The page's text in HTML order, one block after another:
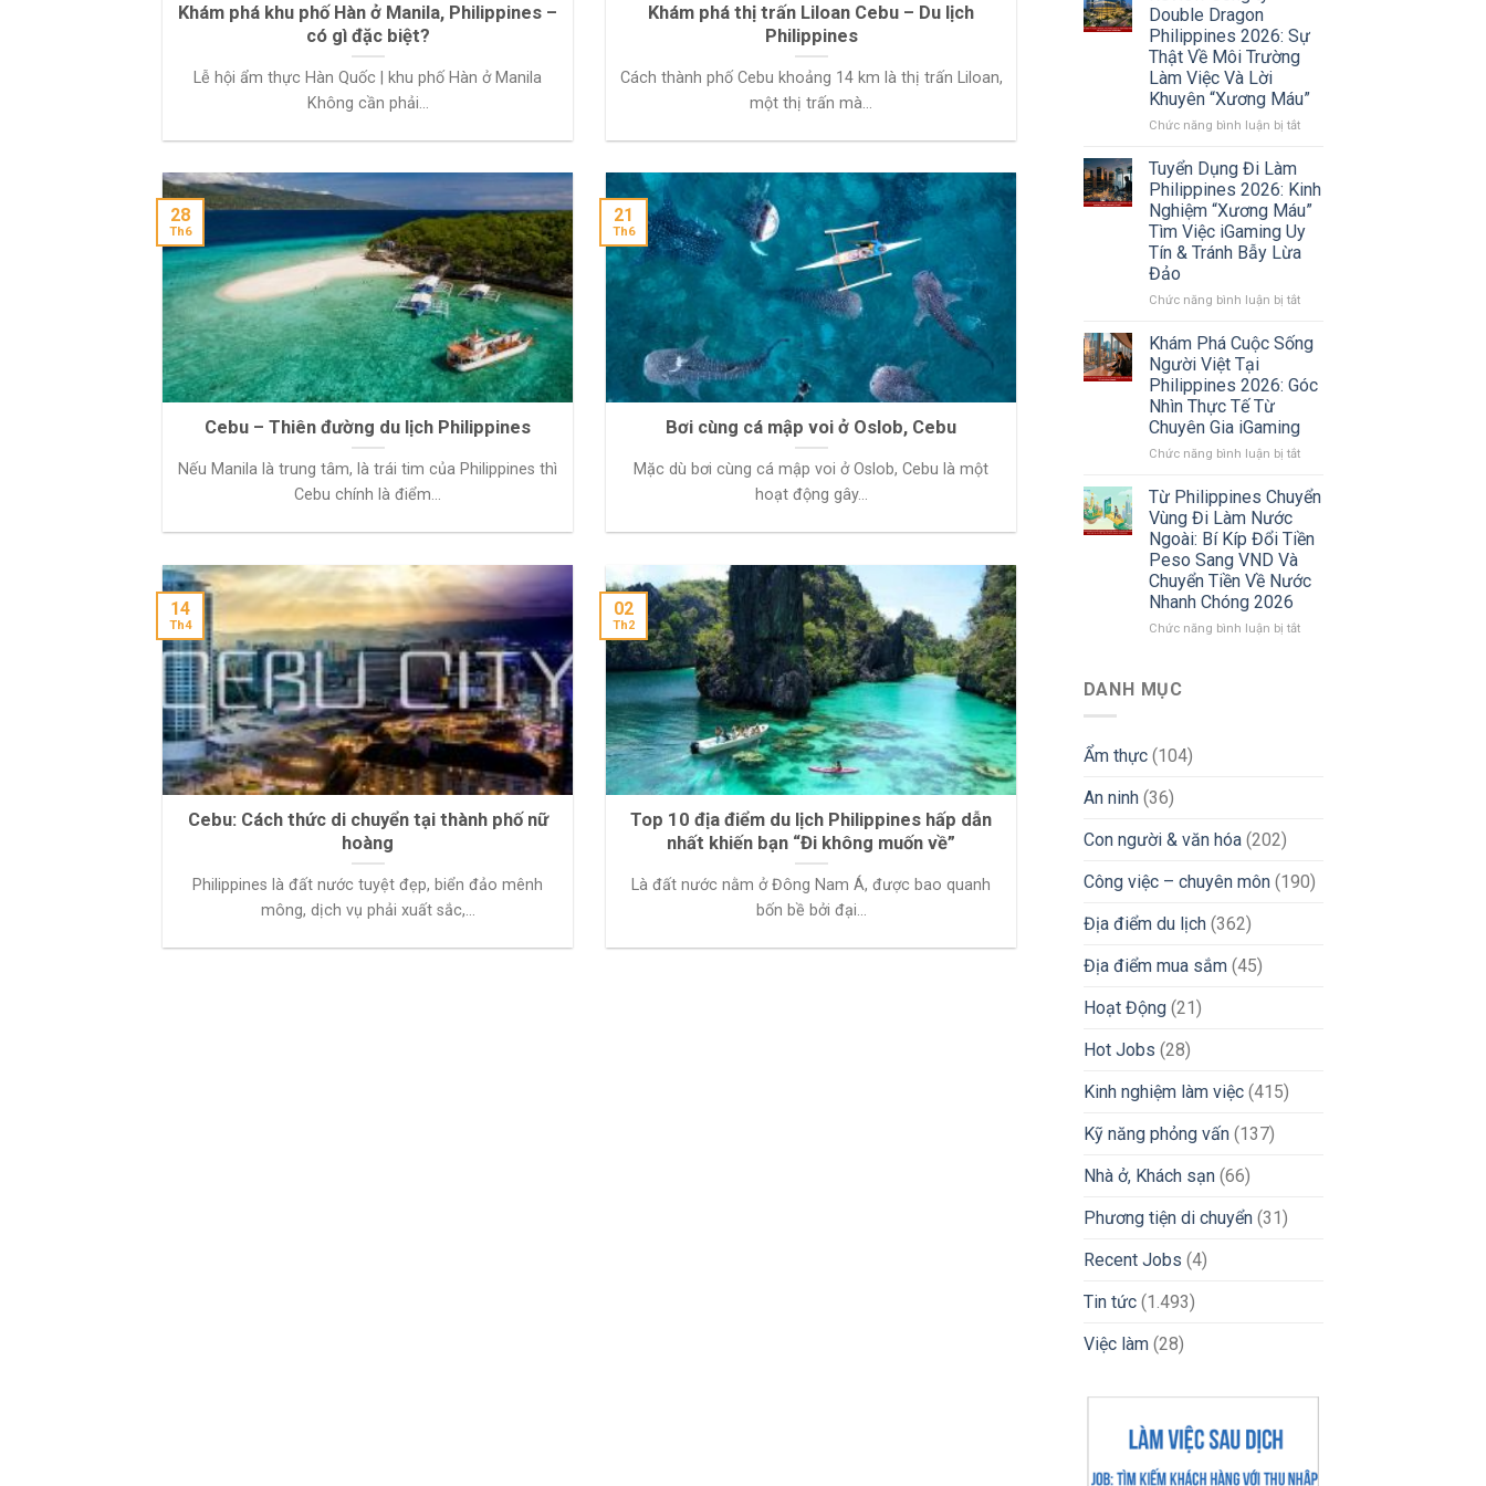
Khám phá khu phố Hàn ở Manila, Philippines –
có gì đặc biệt?
Lễ hội ẩm thực Hàn Quốc | khu phố Hàn ở Manila
Không cần phải...
Khám phá thị trấn Liloan Cebu – Du lịch
Philippines
Cách thành phố Cebu khoảng 14 km là thị trấn Liloan,
một thị trấn mà...
Cebu – Thiên đường du lịch Philippines
Nếu Manila là trung tâm, là trái tim của Philippines thì
Cebu chính là điểm...
28
Th6
Bơi cùng cá mập voi ở Oslob, Cebu
Mặc dù bơi cùng cá mập voi ở Oslob, Cebu là một
hoạt động gây...
21
Th6
Cebu: Cách thức di chuyển tại thành phố nữ
hoàng
Philippines là đất nước tuyệt đẹp, biển đảo mênh
mông, dịch vụ phải xuất sắc,...
14
Th4
Top 10 địa điểm du lịch Philippines hấp dẫn
nhất khiến bạn “Đi không muốn về”
Là đất nước nằm ở Đông Nam Á, được bao quanh
bốn bề bởi đại...
02
Th2
Tại
Philippines
Xu
Hướng
Sri
Lanka
Và
Các
Mới
Double Dragon
Philippines 2026: Sự
Thật Về Môi Trường
Làm Việc Và Lời
Khuyên “Xương Máu”
Chức năng bình luận bị tắtở
ty
Double
Dragon
Philippines
2026:
Thật
Trường
Việc
Lời
“Xương
Tuyển Dụng Đi Làm
Philippines 2026: Kinh
Nghiệm “Xương Máu”
Tìm Việc iGaming Uy
Tín & Tránh Bẫy Lừa
Đảo
Chức năng bình luận bị tắtở
Dụng
Đi
Philippines
Nghiệm
Máu”
Tìm
iGaming
Tín
Bẫy
Khám Phá Cuộc Sống
Người Việt Tại
Philippines 2026: Góc
Nhìn Thực Tế Từ
Chuyên Gia iGaming
Chức năng bình luận bị tắtở
Phá
Cuộc
Sống
Người
Tại
2026:
Từ Philippines Chuyển
Vùng Đi Làm Nước
Ngoài: Bí Kíp Đổi Tiền
Peso Sang VND Và
Chuyển Tiền Về Nước
Nhanh Chóng 2026
Chức năng bình luận bị tắtở
Peso
Sang
DANH MỤC
Ẩm thực(104)
An ninh(36)
Con người & văn hóa(202)
Công việc – chuyên môn(190)
Địa điểm du lịch(362)
Địa điểm mua sắm(45)
Hoạt Động(21)
Hot Jobs (28)
Kinh nghiệm làm việc(415)
Kỹ năng phỏng vấn(137)
Nhà ở, Khách sạn(66)
Phương tiện di chuyển(31)
Recent Jobs (4)
Tin tức(1.493)
Việc làm(28)